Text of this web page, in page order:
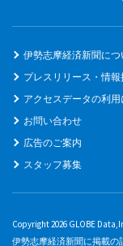
伊勢志摩経済新聞につ
プレスリリース・情
アクセスデータの利用
お問い合わせ
広告のご案内
スタッフ募集
Copyright 2026 GLOBE
伊勢志摩経済新聞に掲載の